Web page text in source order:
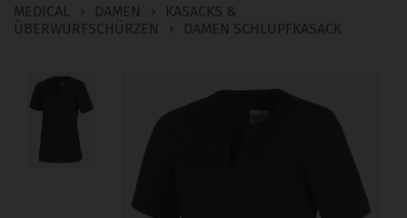
MEDICAL › DAMEN ›
KASACKS &
ÜBERWURFSCHÜRZEN
› DAMEN SCHLUPFKASACK